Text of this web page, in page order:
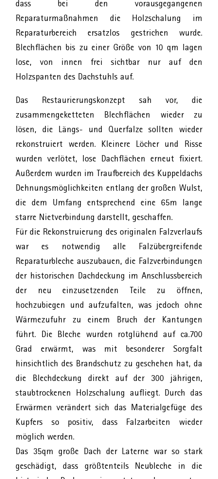
dass bei den vorausgegangenen
Reparaturmaßnahmen die Holzschalung im
Reparaturbereich ersatzlos gestrichen wurde.
Blechflächen bis zu einer Größe von 10 qm lagen
lose, von innen frei sichtbar nur auf den
Holzspanten des Dachstuhls auf.
Das Restaurierungskonzept sah vor, die
zusammengeketteten Blechflächen wieder zu
lösen, die Längs- und Querfalze sollten wieder
rekonstruiert werden. Kleinere Löcher und Risse
wurden verlötet, lose Dachflächen erneut fixiert.
Außerdem wurden im Traufbereich des Kuppeldachs
Dehnungsmöglichkeiten entlang der großen Wulst,
die dem Umfang entsprechend eine 65m lange
starre Nietverbindung darstellt, geschaffen.
Für die Rekonstruierung des originalen Falzverlaufs
war es notwendig alle Falzübergreifende
Reparaturbleche auszubauen, die Falzverbindungen
der historischen Dachdeckung im Anschlussbereich
der neu einzusetzenden Teile zu öffnen,
hochzubiegen und aufzufalten, was jedoch ohne
Wärmezufuhr zu einem Bruch der Kantungen
führt. Die Bleche wurden rotglühend auf ca.700
Grad erwärmt, was mit besonderer Sorgfalt
hinsichtlich des Brandschutz zu geschehen hat, da
die Blechdeckung direkt auf der 300 jährigen,
staubtrockenen Holzschalung aufliegt. Durch das
Erwärmen verändert sich das Materialgefüge des
Kupfers so positiv, dass Falzarbeiten wieder
möglich werden.
Das 35qm große Dach der Laterne war so stark
geschädigt, dass größtenteils Neubleche in die